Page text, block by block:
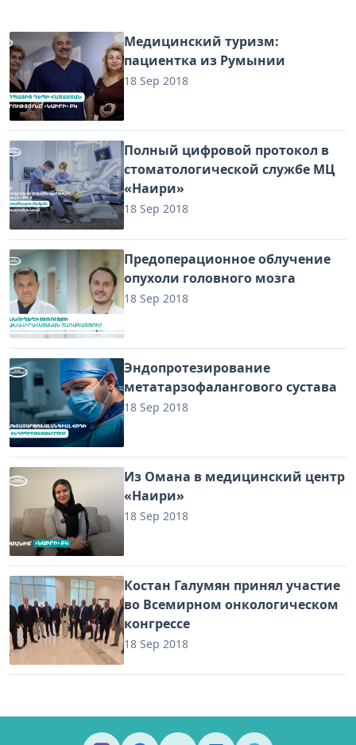
Медицинский туризм:
пациентка из Румынии
18 Sep 2018
Полный цифровой протокол в
стоматологической службе МЦ
«Наири»
18 Sep 2018
Предоперационное облучение
опухоли головного мозга
18 Sep 2018
Эндопротезирование
метатарзофалангового сустава
18 Sep 2018
Из Омана в медицинский центр
«Наири»
18 Sep 2018
Костан Галумян принял участие
во Всемирном онкологическом
конгрессе
18 Sep 2018